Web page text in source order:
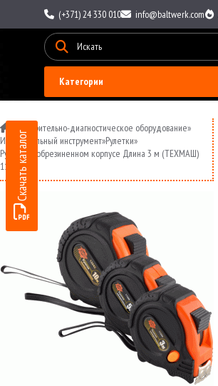
(+371) 24 330 010 info@baltwerk.com
Категории
Скачать каталог
Измерительно-диагностическое оборудование»
Измерительный инструмент»Рулетки»
Рулетка в обрезиненном корпусе Длина 3 м (ТЕХМАШ)
11320